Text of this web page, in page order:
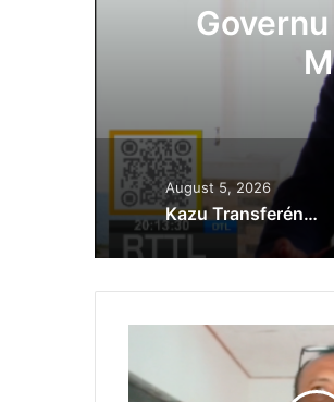
August 5, 2026
Kazu Transferénsia Osan Millaun 42 Husi Singapura, Advogadu Sei Halo Rekursu